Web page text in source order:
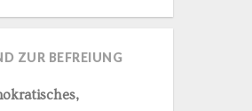
ZUR BEFREIUNG